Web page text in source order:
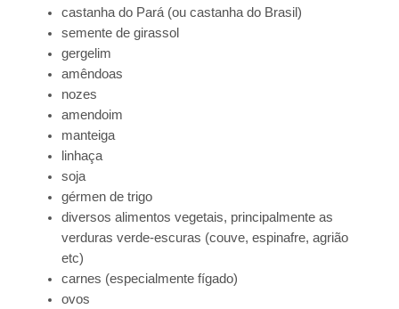
castanha do Pará (ou castanha do Brasil)
semente de girassol
gergelim
amêndoas
nozes
amendoim
manteiga
linhaça
soja
gérmen de trigo
diversos alimentos vegetais, principalmente as
verduras verde-escuras (couve, espinafre, agrião
etc)
carnes (especialmente fígado)
ovos